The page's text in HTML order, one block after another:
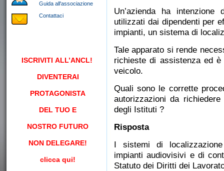
Guida all'associazione
Contattaci
ISCRIVITI ALL’ANCL!
DIVENTERAI
PROTAGONISTA
DEL TUO E
NOSTRO FUTURO
NON DELEGARE!
clicca qui!
Un’azienda ha
utilizzati dai dipendenti per
impianti, un sistema di
Tale apparato si rende
richieste di assistenza ed
veicolo.
Quali sono le corrette
autorizzazioni da
degli Istituti ?
Risposta
I sistemi di
impianti audiovisivi e di
Statuto dei Diritti dei